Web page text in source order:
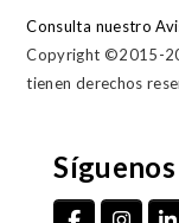
Consulta nuestro
Copyright ©2015-
tienen derechos
Síguenos